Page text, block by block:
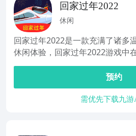
回家过年2022
休闲
回家过年2022是一款充满了诸多
休闲体验，回家过年2022游戏中
预约
需优先下载九游